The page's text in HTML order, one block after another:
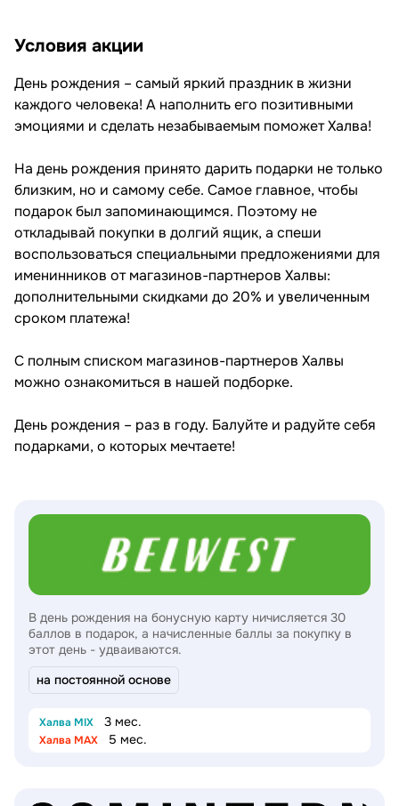
Условия акции
День рождения – самый яркий праздник в жизни
каждого человека! А наполнить его позитивными
эмоциями и сделать незабываемым поможет Халва!
На день рождения принято дарить подарки не только
близким, но и самому себе. Самое главное, чтобы
подарок был запоминающимся. Поэтому не
откладывай покупки в долгий ящик, а спеши
воспользоваться специальными предложениями для
именинников от магазинов-партнеров Халвы:
дополнительными скидками до 20% и увеличенным
сроком платежа!
С полным списком магазинов-партнеров Халвы
можно ознакомиться в нашей подборке.
День рождения – раз в году. Балуйте и радуйте себя
подарками, о которых мечтаете!
В день рождения на бонусную карту ничисляется 30
баллов в подарок, а начисленные баллы за покупку в
этот день - удваиваются.
на постоянной основе
Халва MIX 3 мес.
Халва MAX 5 мес.